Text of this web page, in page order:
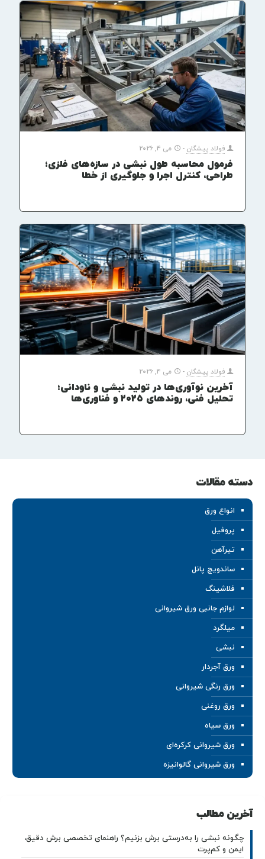
فولاد پیشگان - می 4, 2026
فرمول محاسبه طول نبشی در سازه‌های فلزی؛
طراحی، کنترل اجرا و جلوگیری از خطا
فولاد پیشگان - می 4, 2026
آخرین نوآوری‌ها در تولید نبشی و ناودانی؛
تحلیل فنی، روندهای ۲۰۲۵ و فناوری‌ها
دسته مقالات
انواع ورق
پروفیل
تیرآهن
ساندویچ پانل
فلاشینگ
لوازم جانبی ورق شیروانی
میلگرد
نبشی
ورق آجردار
ورق رنگی شیروانی
ورق روغنی
ورق سیاه
ورق شیروانی کرکره‌ای
ورق شیروانی گالوانیزه
آخرین مطالب
چگونه نبشی را به‌درستی برش بزنیم؟ راهنمای تخصصی برش دقیق،
ایمن و کم‌پرت